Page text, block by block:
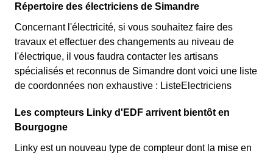
Répertoire des électriciens de Simandre
Concernant l'électricité, si vous souhaitez faire des
travaux et effectuer des changements au niveau de
l'électrique, il vous faudra contacter les artisans
spécialisés et reconnus de Simandre dont voici une liste
de coordonnées non exhaustive : ListeElectriciens
Les compteurs Linky d'EDF arrivent bientôt en
Bourgogne
Linky est un nouveau type de compteur dont la mise en